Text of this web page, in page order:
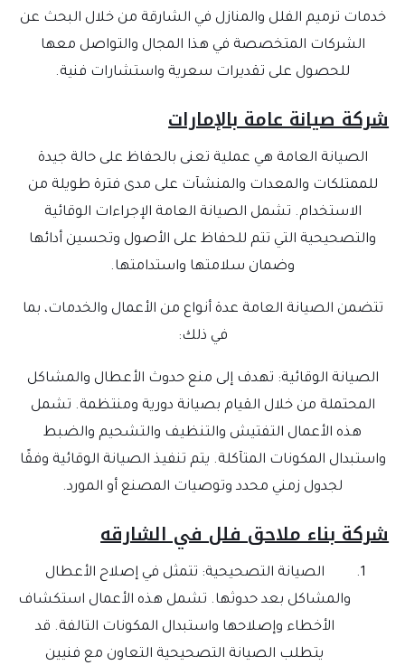
خدمات ترميم الفلل والمنازل في الشارقة من خلال البحث عن
الشركات المتخصصة في هذا المجال والتواصل معها
للحصول على تقديرات سعرية واستشارات فنية.
شركة صيانة عامة بالإمارات
الصيانة العامة هي عملية تعنى بالحفاظ على حالة جيدة
للممتلكات والمعدات والمنشآت على مدى فترة طويلة من
الاستخدام. تشمل الصيانة العامة الإجراءات الوقائية
والتصحيحية التي تتم للحفاظ على الأصول وتحسين أدائها
وضمان سلامتها واستدامتها.
تتضمن الصيانة العامة عدة أنواع من الأعمال والخدمات، بما
في ذلك:
الصيانة الوقائية: تهدف إلى منع حدوث الأعطال والمشاكل
المحتملة من خلال القيام بصيانة دورية ومنتظمة. تشمل
هذه الأعمال التفتيش والتنظيف والتشحيم والضبط
واستبدال المكونات المتآكلة. يتم تنفيذ الصيانة الوقائية وفقًا
لجدول زمني محدد وتوصيات المصنع أو المورد.
شركة بناء ملاحق فلل في الشارقه
الصيانة التصحيحية: تتمثل في إصلاح الأعطال
والمشاكل بعد حدوثها. تشمل هذه الأعمال استكشاف
الأخطاء وإصلاحها واستبدال المكونات التالفة. قد
يتطلب الصيانة التصحيحية التعاون مع فنيين